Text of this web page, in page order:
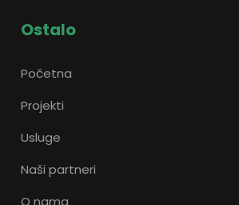
Ostalo
Početna
Projekti
Usluge
Naši partneri
O nama